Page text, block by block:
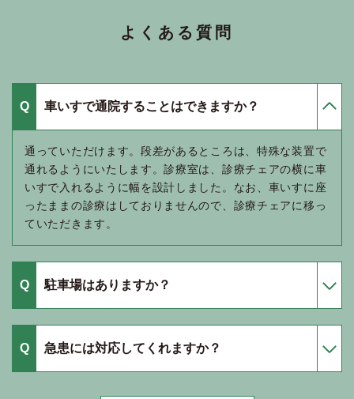
よくある質問
車いすで通院することはできますか？
通っていただけます。段差があるところは、特殊な装置で
通れるようにいたします。診療室は、診療チェアの横に車
いすで入れるように幅を設計しました。なお、車いすに座
ったままの診療はしておりませんので、診療チェアに移っ
ていただきます。
駐車場はありますか？
急患には対応してくれますか？